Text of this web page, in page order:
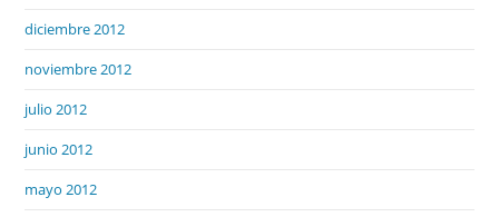
diciembre 2012
noviembre 2012
julio 2012
junio 2012
mayo 2012